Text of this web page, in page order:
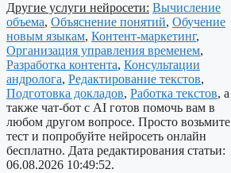
Другие услуги нейросети: Вычисление
объема, Объяснение понятий, Обучение
новым языкам, Контент-маркетинг,
Организация управления временем,
Разработка контента, Консультации
андролога, Редактирование текстов,
Подготовка докладов, Работка текстов, а
также чат-бот с AI готов помочь вам в
любом другом вопросе. Просто возьмите
тест и попробуйте нейросеть онлайн
бесплатно. Дата редактирования статьи:
06.08.2026 10:49:52.